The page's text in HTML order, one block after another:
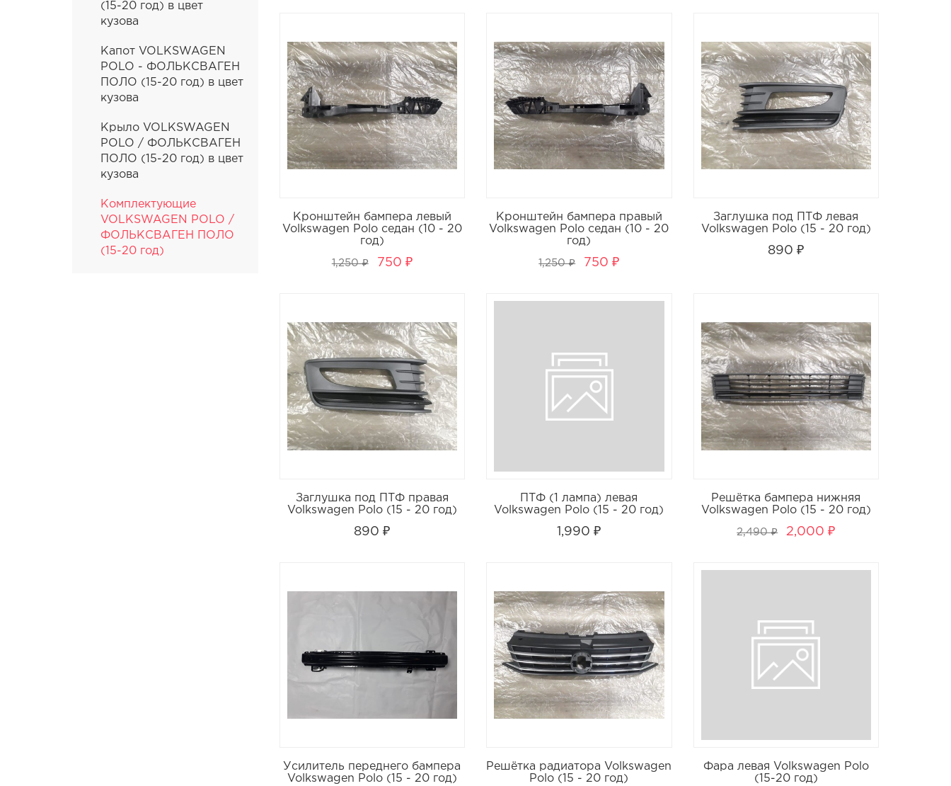
(15-20 год) в цвет
кузова
Капот VOLKSWAGEN
POLO - ФОЛЬКСВАГЕН
ПОЛО (15-20 год) в цвет
кузова
Крыло VOLKSWAGEN
POLO / ФОЛЬКСВАГЕН
ПОЛО (15-20 год) в цвет
кузова
Комплектующие
VOLKSWAGEN POLO /
ФОЛЬКСВАГЕН ПОЛО
(15-20 год)
Кронштейн бампера левый
Volkswagen Polo седан (10 - 20
год)
1,250 ₽ 750 ₽
Кронштейн бампера правый
Volkswagen Polo седан (10 - 20
год)
1,250 ₽ 750 ₽
Заглушка под ПТФ левая
Volkswagen Polo (15 - 20 год)
890 ₽
Заглушка под ПТФ правая
Volkswagen Polo (15 - 20 год)
890 ₽
ПТФ (1 лампа) левая
Volkswagen Polo (15 - 20 год)
1,990 ₽
Решётка бампера нижняя
Volkswagen Polo (15 - 20 год)
2,490 ₽ 2,000 ₽
Усилитель переднего бампера
Volkswagen Polo (15 - 20 год)
Решётка радиатора Volkswagen
Polo (15 - 20 год)
Фара левая Volkswagen Polo
(15-20 год)